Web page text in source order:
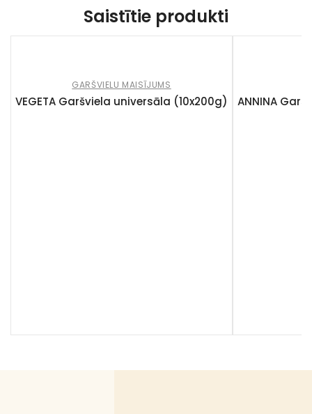
Saistītie produkti
GARŠVIELU MAISĪJUMS
VEGETA Garšviela universāla (10x200g) ANNINA